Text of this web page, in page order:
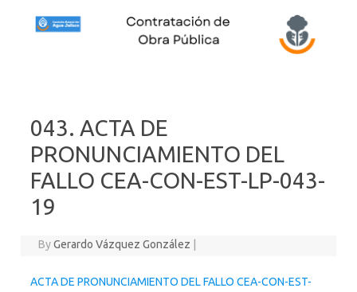
043. ACTA DE
PRONUNCIAMIENTO DEL
FALLO CEA-CON-EST-LP-043-
19
ByGerardo Vázquez González
ACTA DE PRONUNCIAMIENTO DEL FALLO CEA-CON-EST-